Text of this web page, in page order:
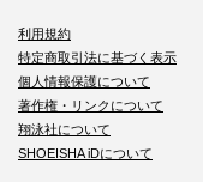
利用規約
特定商取引法に基づく表示
個人情報保護について
著作権・リンクについて
翔泳社について
SHOEISHA iDについて